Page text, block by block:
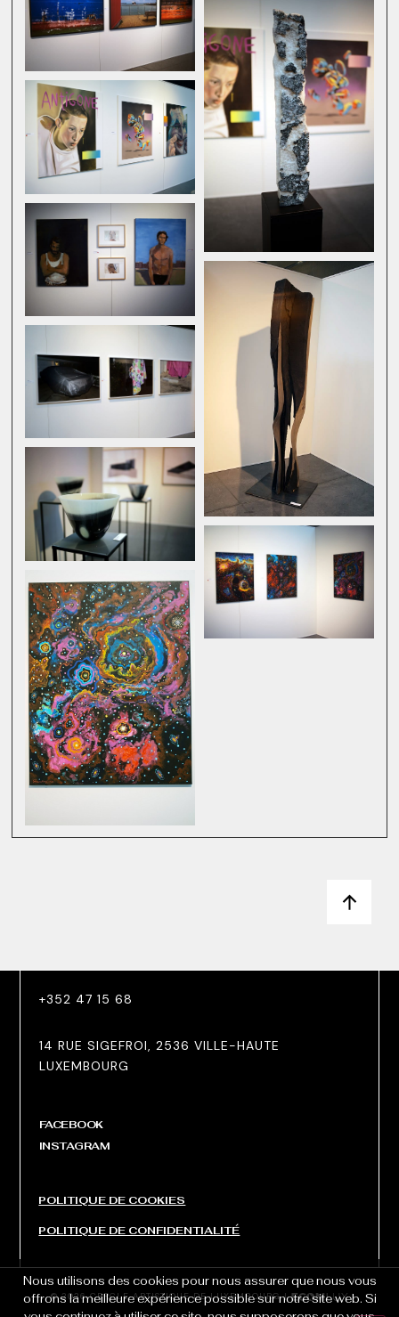
POLITIQUE DE COOKIES
POLITIQUE DE CONFIDENTIALITÉ
FACEBOOK
INSTAGRAM
14 RUE SIGEFROI, 2536 VILLE-HAUTE
LUXEMBOURG
+352 47 15 68
© 2026 CERCLE ARTISTIQUE DE LUXEMBOURG |
Nous utilisons des cookies pour nous assurer que nous vous
offrons la meilleure expérience possible sur notre site web. Si